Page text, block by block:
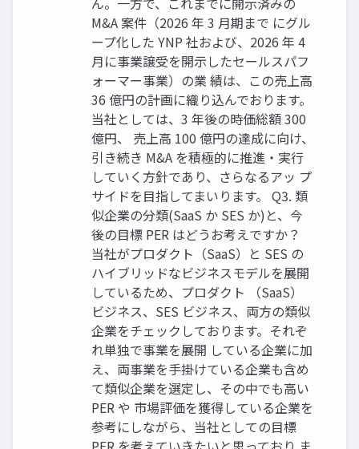
M&A 案件（2026 年 3 月期まで にグル
ープ化した YNP 社および、2026 年 4
月に事業譲受を開示したセールスパフ
ォーマー事業）の業 績は、この売上高
36 億円の計画に織り込んでおります。
当社としては、3 年後の時価総額 300
億円、 売上高 100 億円の達成に向け、
引き続き M&A を積極的に推進・実行
していく方針であり、さらなるアッ プ
サイドを目指してまいります。 Q3. 類
似企業の分類(SaaS か SES か)と、今
後の目標 PER はどうお考えですか？
当社がプロダクト（SaaS）と SES の
ハイブリッドなビジネスモデルを展開
しているため、プロダクト （SaaS）
ビジネス、SES ビジネス、両方の類似
企業をチェックしております。それぞ
れ単独で事業を展開 している企業に加
え、両事業を手掛けている企業も含め
て類似企業を選定し、その中でも高い
PER や 市場評価を獲得している企業を
参考にしながら、当社としての目標